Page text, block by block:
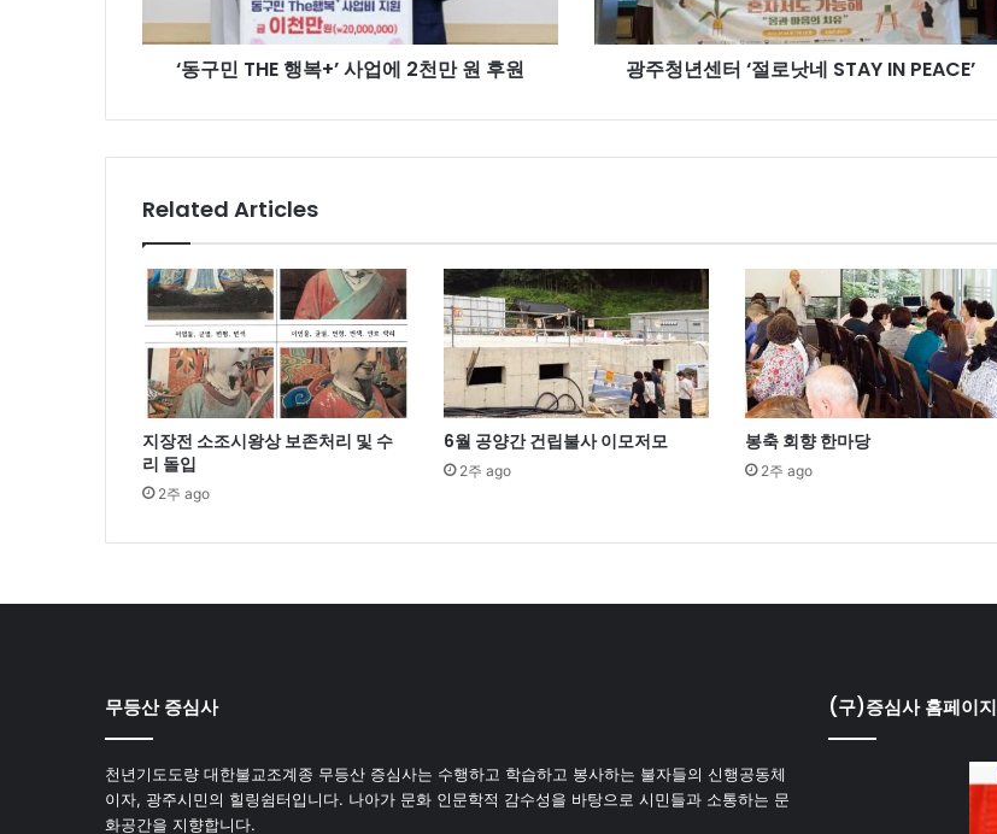
업
천
원
‘동구민 THE 행복+’ 사업에 2천만 원 후원
로
낫
IN
광주청년센터 ‘절로낫네 STAY IN PEACE’
Related Articles
지장전 소조시왕상 보존처리 및 수
리 돌입
2주 ago
6월 공양간 건립불사 이모저모
2주 ago
봉축 회향 한마당
2주 ago
무등산 증심사
천년기도도량 대한불교조계종 무등산 증심사는 수행하고 학습하고 봉사하는 불자들의 신행공동체
이자, 광주시민의 힐링쉼터입니다. 나아가 문화 인문학적 감수성을 바탕으로 시민들과 소통하는 문
화공간을 지향합니다.
(구)증심사 홈페이지